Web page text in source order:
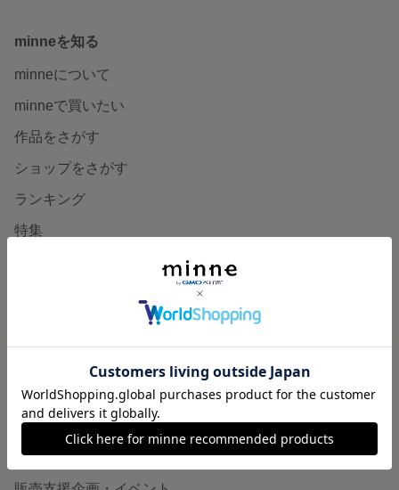
minneを知る
minneについて
minneで買いたい
作品をさがす
ショップをさがす
ランキング
特集
ヴィンテージ販売
ダウンロード販売
minne PLUS
minne LAB